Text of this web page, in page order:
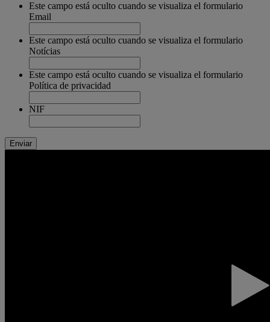
Este campo está oculto cuando se visualiza el formulario
Email
Este campo está oculto cuando se visualiza el formulario
Notícias
Este campo está oculto cuando se visualiza el formulario
Política de privacidad
NIF